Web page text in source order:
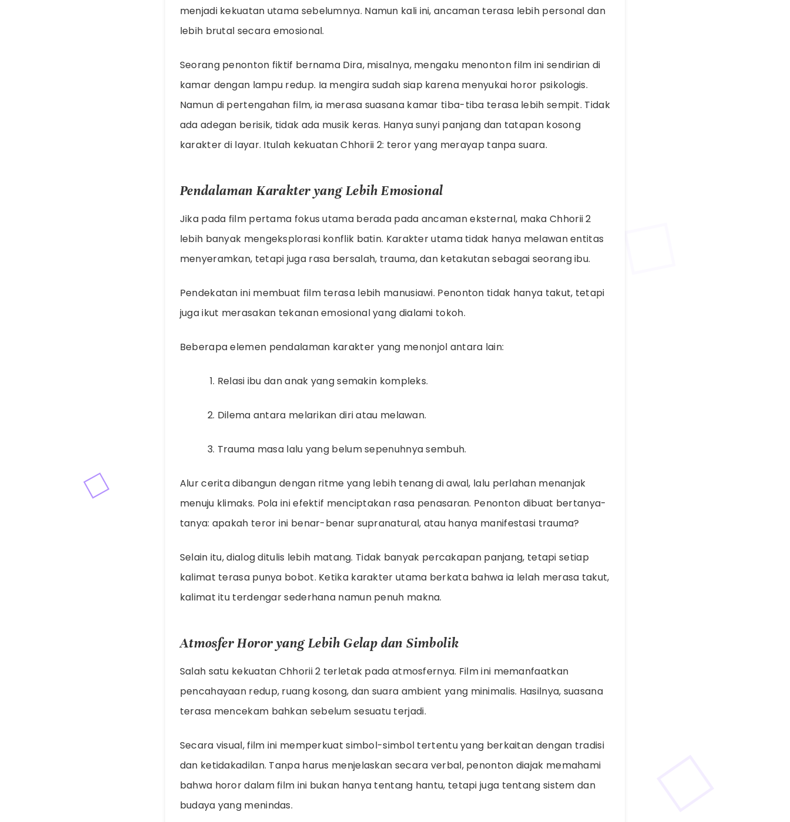
menjadi kekuatan utama sebelumnya. Namun kali ini, ancaman terasa lebih personal dan
lebih brutal secara emosional.
Seorang penonton fiktif bernama Dira, misalnya, mengaku menonton film ini sendirian di
kamar dengan lampu redup. Ia mengira sudah siap karena menyukai horor psikologis.
Namun di pertengahan film, ia merasa suasana kamar tiba-tiba terasa lebih sempit. Tidak
ada adegan berisik, tidak ada musik keras. Hanya sunyi panjang dan tatapan kosong
karakter di layar. Itulah kekuatan Chhorii 2: teror yang merayap tanpa suara.
Pendalaman Karakter yang Lebih Emosional
Jika pada film pertama fokus utama berada pada ancaman eksternal, maka Chhorii 2
lebih banyak mengeksplorasi konflik batin. Karakter utama tidak hanya melawan entitas
menyeramkan, tetapi juga rasa bersalah, trauma, dan ketakutan sebagai seorang ibu.
Pendekatan ini membuat film terasa lebih manusiawi. Penonton tidak hanya takut, tetapi
juga ikut merasakan tekanan emosional yang dialami tokoh.
Beberapa elemen pendalaman karakter yang menonjol antara lain:
Relasi ibu dan anak yang semakin kompleks.
Dilema antara melarikan diri atau melawan.
Trauma masa lalu yang belum sepenuhnya sembuh.
Alur cerita dibangun dengan ritme yang lebih tenang di awal, lalu perlahan menanjak
menuju klimaks. Pola ini efektif menciptakan rasa penasaran. Penonton dibuat bertanya-
tanya: apakah teror ini benar-benar supranatural, atau hanya manifestasi trauma?
Selain itu, dialog ditulis lebih matang. Tidak banyak percakapan panjang, tetapi setiap
kalimat terasa punya bobot. Ketika karakter utama berkata bahwa ia lelah merasa takut,
kalimat itu terdengar sederhana namun penuh makna.
Atmosfer Horor yang Lebih Gelap dan Simbolik
Salah satu kekuatan Chhorii 2 terletak pada atmosfernya. Film ini memanfaatkan
pencahayaan redup, ruang kosong, dan suara ambient yang minimalis. Hasilnya, suasana
terasa mencekam bahkan sebelum sesuatu terjadi.
Secara visual, film ini memperkuat simbol-simbol tertentu yang berkaitan dengan tradisi
dan ketidakadilan. Tanpa harus menjelaskan secara verbal, penonton diajak memahami
bahwa horor dalam film ini bukan hanya tentang hantu, tetapi juga tentang sistem dan
budaya yang menindas.